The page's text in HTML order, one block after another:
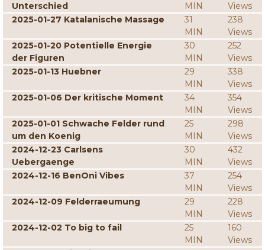
Unterschied
MIN
Views
2025-01-27 Katalanische Massage
31
MIN
238
Views
2025-01-20 Potentielle Energie
der Figuren
30
MIN
252
Views
2025-01-13 Huebner
29
MIN
338
Views
2025-01-06 Der kritische Moment
34
MIN
354
Views
2025-01-01 Schwache Felder rund
um den Koenig
25
MIN
298
Views
2024-12-23 Carlsens
Uebergaenge
30
MIN
432
Views
2024-12-16 BenOni Vibes
37
MIN
254
Views
2024-12-09 Felderraeumung
29
MIN
228
Views
2024-12-02 To big to fail
25
MIN
160
Views